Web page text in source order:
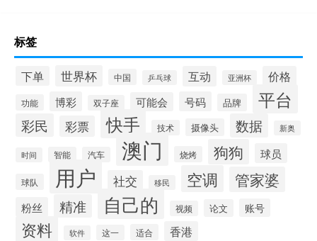
标签
下单 世界杯 中国 乒乓球 互动 亚洲杯 价格
功能 博彩 双子座 可能会 号码 品牌 平台
彩民 彩票 快手 技术 摄像头 数据 新奥
时间 智能 汽车 澳门 烧烤 狗狗 球员
球队 用户 社交 移民 空调 管家婆
粉丝 精准 自己的 视频 论文 账号
资料 软件 这一 适合 香港